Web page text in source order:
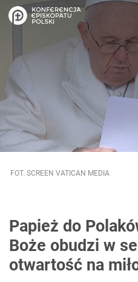
FOT. SCREEN VATICAN MEDIA
Papież do
Boże obudzi w
otwartość na